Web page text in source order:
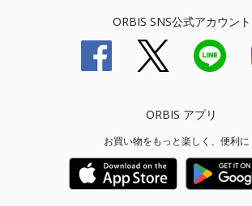
ORBIS SNS公式アカウント
ORBIS アプリ
お買い物をもっと楽しく、便利に